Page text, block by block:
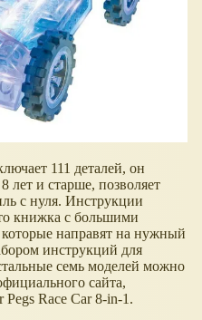
111 деталей, он
лет и старше, позволяет
с нуля. Инструкции
книжка с большими
направят на нужный
инструкций для
семь моделей можно
сайта,
Pegs Race Car 8-in-1.